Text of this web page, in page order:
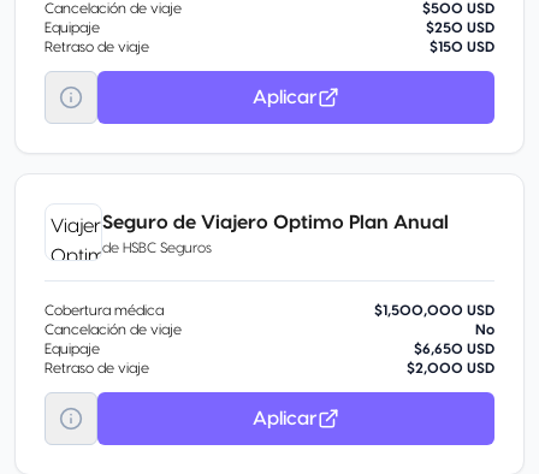
Cancelación de viaje
$500 USD
Equipaje
$250 USD
Retraso de viaje
$150 USD
Aplicar
Seguro de Viajero Optimo Plan Anual
de HSBC Seguros
Cobertura médica
$1,500,000 USD
Cancelación de viaje
No
Equipaje
$6,650 USD
Retraso de viaje
$2,000 USD
Aplicar